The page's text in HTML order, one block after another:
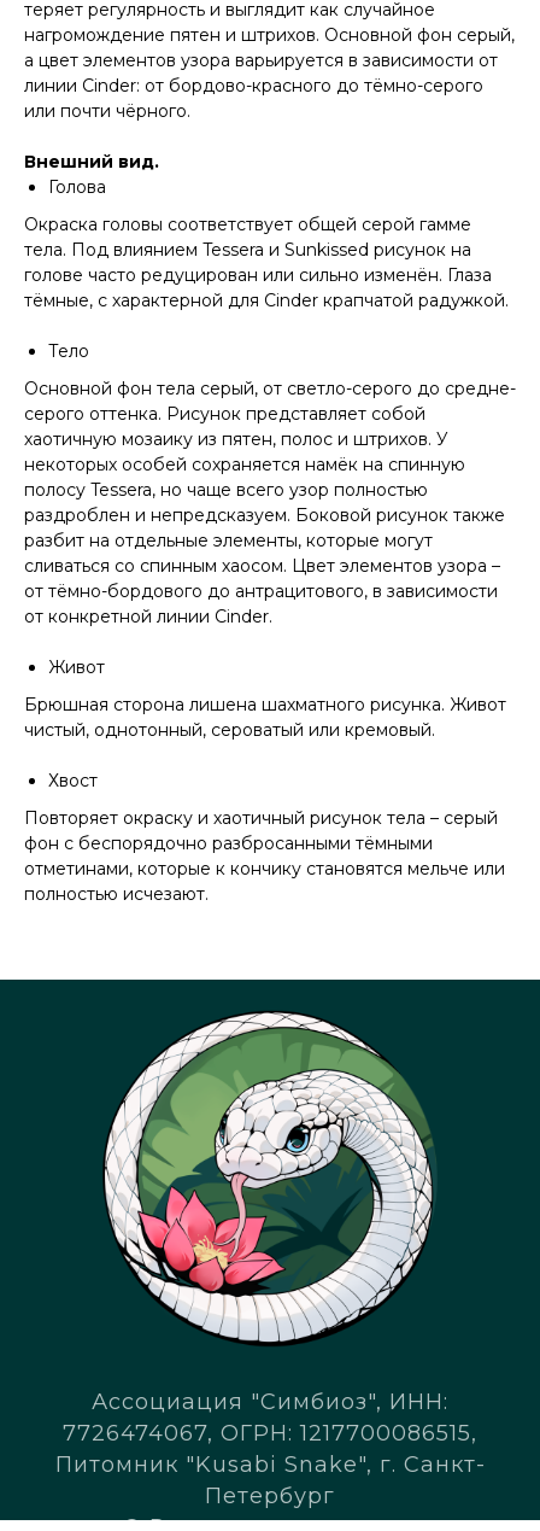
теряет регулярность и выглядит как случайное
нагромождение пятен и штрихов. Основной фон серый,
а цвет элементов узора варьируется в зависимости от
линии Cinder: от бордово-красного до тёмно-серого
или почти чёрного.
Внешний вид.
Голова
Окраска головы соответствует общей серой гамме
тела. Под влиянием Tessera и Sunkissed рисунок на
голове часто редуцирован или сильно изменён. Глаза
тёмные, с характерной для Cinder крапчатой радужкой.
Тело
Основной фон тела серый, от светло-серого до средне-
серого оттенка. Рисунок представляет собой
хаотичную мозаику из пятен, полос и штрихов. У
некоторых особей сохраняется намёк на спинную
полосу Tessera, но чаще всего узор полностью
раздроблен и непредсказуем. Боковой рисунок также
разбит на отдельные элементы, которые могут
сливаться со спинным хаосом. Цвет элементов узора –
от тёмно-бордового до антрацитового, в зависимости
от конкретной линии Cinder.
Живот
Брюшная сторона лишена шахматного рисунка. Живот
чистый, однотонный, сероватый или кремовый.
Хвост
Повторяет окраску и хаотичный рисунок тела – серый
фон с беспорядочно разбросанными тёмными
отметинами, которые к кончику становятся мельче или
полностью исчезают.
Ассоциация "Симбиоз", ИНН:
7726474067, ОГРН: 1217700086515,
Питомник "Kusabi Snake", г. Санкт-
Петербург